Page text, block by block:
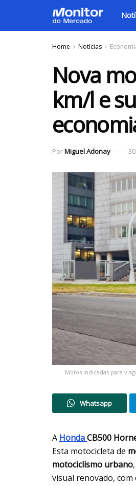
Home Notícias
Nova
km/l e
PorMiguel Adonay
Motos indicadas para
Whatsapp
A HondaCB500
Esta motocicleta de
motociclismo urbano
visual renovado,